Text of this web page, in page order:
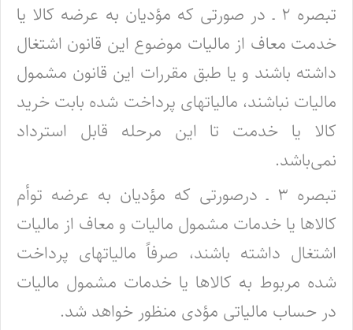
تبصره ۲ ـ در صورتی که مؤدیان به عرضه کالا یا
خدمت معاف از مالیات موضوع این قانون اشتغال
داشته باشند و یا طبق مقررات این قانون مشمول
مالیات نباشند، مالیاتهای پرداخت شده بابت خرید
کالا یا خدمت تا این مرحله قابل استرداد
نمی‌باشد.
تبصره ۳ ـ درصورتی که مؤدیان به عرضه توأم
کالاها یا خدمات مشمول مالیات و معاف از مالیات
اشتغال داشته باشند، صرفاً مالیاتهای پرداخت
شده مربوط به کالاها یا خدمات مشمول مالیات
در حساب مالیاتی مؤدی منظور خواهد شد.